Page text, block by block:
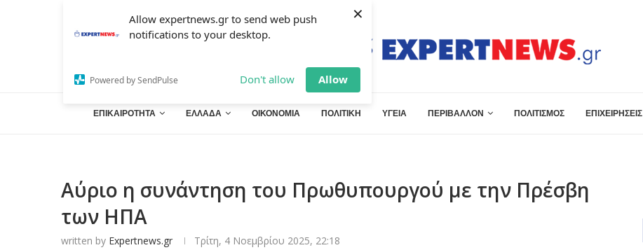
Allow expertnews.gr to send web push
notifications to your desktop.
Powered by SendPulse Don't allow Allow
×
ΕΠΙΚΑΙΡΟΤΗΤΑ ΕΛΛΑΔΑ ΟΙΚΟΝΟΜΙΑ ΠΟΛΙΤΙΚΗ ΥΓΕΙΑ ΠΕΡΙΒΑΛΛΟΝ ΠΟΛΙΤΙΣΜΟΣ ΕΠΙΧΕΙΡΗΣΕΙΣ
Αύριο η συνάντηση του Πρωθυπουργού με την Πρέσβη
των ΗΠΑ
written by Expertnews.gr Τρίτη, 4 Νοεμβρίου 2025, 22:18